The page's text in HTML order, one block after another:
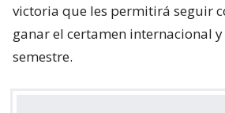
victoria que les permitirá seguir
ganar el certamen internacional
semestre.